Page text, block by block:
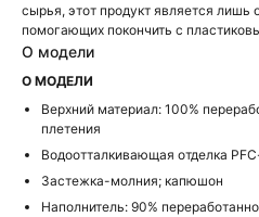
сырья, этот продукт является
помогающих покончить с
О модели
О МОДЕЛИ
Верхний материал: 100%
плетения
Водоотталкивающая отделка
Застежка-молния; капюшон
Наполнитель: 90%